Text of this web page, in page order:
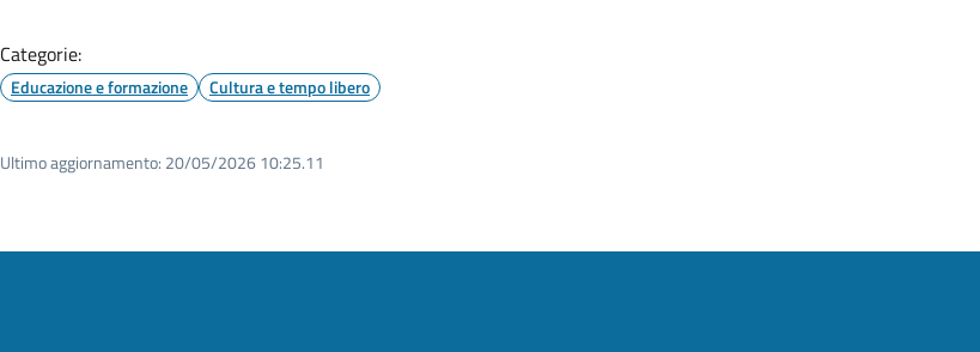
Categorie:
Educazione e formazione Cultura e tempo libero
Ultimo aggiornamento: 20/05/2026 10:25.11